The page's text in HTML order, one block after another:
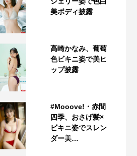
美ボディ披露
高崎かなみ、葡萄
色ビキニ姿で美ヒ
ップ披露
#Mooove!・赤間
四季、おさげ髪×
ビキニ姿でスレン
ダー美…